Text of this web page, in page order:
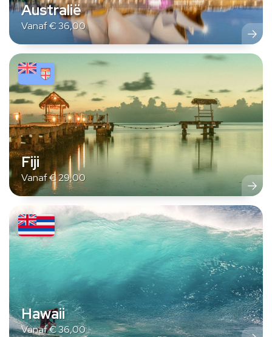
Australië
Vanaf€36,00
Fiji
Vanaf€29,00
Hawaii
Vanaf€36,00